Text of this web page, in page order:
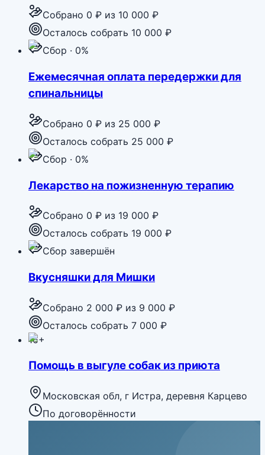
Собрано 0 ₽ из 10 000 ₽
Осталось собрать 10 000 ₽
Сбор · 0%
Ежемесячная оплата передержки для
спинальницы
Собрано 0 ₽ из 25 000 ₽
Осталось собрать 25 000 ₽
Сбор · 0%
Лекарство на пожизненную терапию
Собрано 0 ₽ из 19 000 ₽
Осталось собрать 19 000 ₽
Сбор завершён
Вкусняшки для Мишки
Собрано 2 000 ₽ из 9 000 ₽
Осталось собрать 7 000 ₽
16+
Помощь в выгуле собак из приюта
Московская обл, г Истра, деревня Карцево
По договорённости